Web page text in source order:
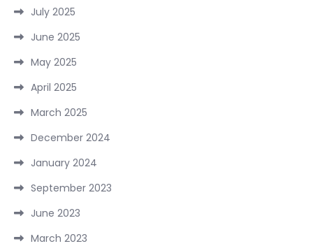
July 2025
June 2025
May 2025
April 2025
March 2025
December 2024
January 2024
September 2023
June 2023
March 2023